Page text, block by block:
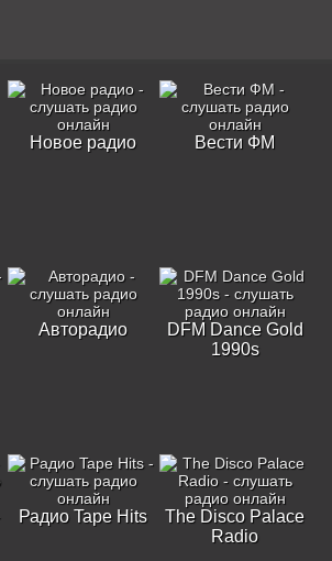
Новое радио Вести ФМ
Авторадио
DFM Dance Gold
1990s
Радио Tape Hits
The Disco Palace
Radio